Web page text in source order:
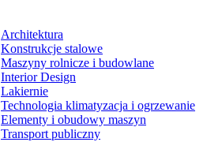
Architektura
Konstrukcje stalowe
Maszyny rolnicze i budowlane
Interior Design
Lakiernie
Technologia klimatyzacja i ogrzewanie
Elementy i obudowy maszyn
Transport publiczny